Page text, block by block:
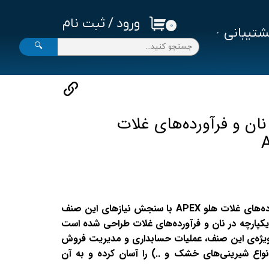
ورود / ثبت نام ۰
🔍
نان و فرآورده‌های غلات
نرم‌افزار حسابداری نان و فرآورده‌های غلات هلو APEX با سنجش نیازهای این صنف
در نان و فرآورده‌های غلات طراحی شده است
این صنف، عملیات حسابداری و مدیریت فروش
شیرینی‌های خشک و ..) را آسان کرده و به آن